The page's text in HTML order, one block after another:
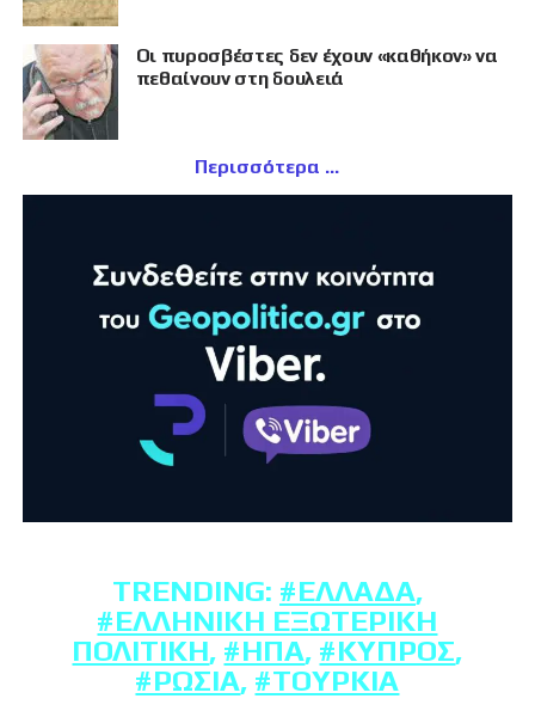
Οι πυροσβέστες δεν έχουν «καθήκον» να
πεθαίνουν στη δουλειά
Περισσότερα
TRENDING: #ΕΛΛΆΔΑ,
#ΕΛΛΗΝΙΚΉ ΕΞΩΤΕΡΙΚΉ
ΠΟΛΙΤΙΚΉ, #ΗΠΑ, #ΚΎΠΡΟΣ,
#ΡΩΣΊΑ, #ΤΟΥΡΚΊΑ